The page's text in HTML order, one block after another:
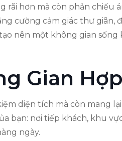
hơn mà còn phản chiếu
cường cảm giác thư
nên một không gian
Gian
diện tích mà còn mang
bạn: nơi tiếp khách, khu
ngày.